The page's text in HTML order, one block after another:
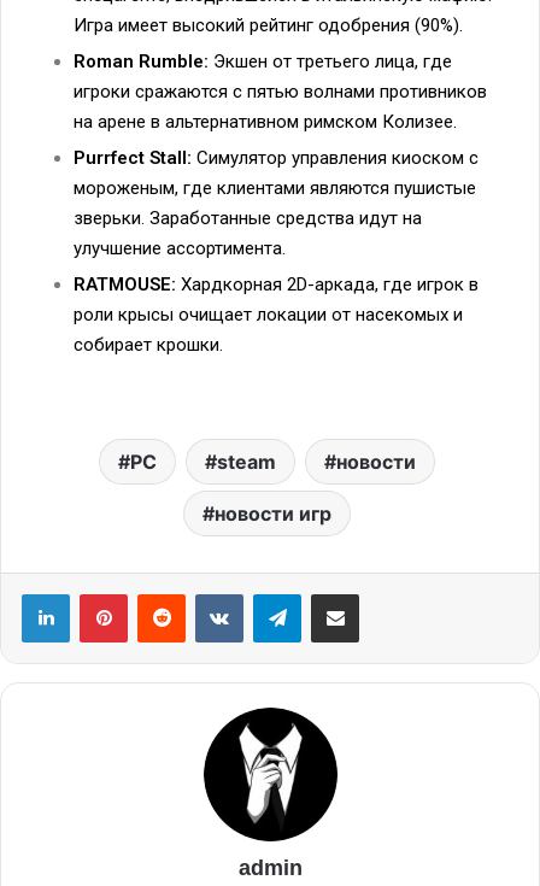
Игра имеет высокий рейтинг одобрения (90%).
Roman Rumble: Экшен от третьего лица, где
игроки сражаются с пятью волнами противников
на арене в альтернативном римском Колизее.
Purrfect Stall: Симулятор управления киоском с
мороженым, где клиентами являются пушистые
зверьки. Заработанные средства идут на
улучшение ассортимента.
RATMOUSE: Хардкорная 2D-аркада, где игрок в
роли крысы очищает локации от насекомых и
собирает крошки.
PC steam новости
новости игр
admin